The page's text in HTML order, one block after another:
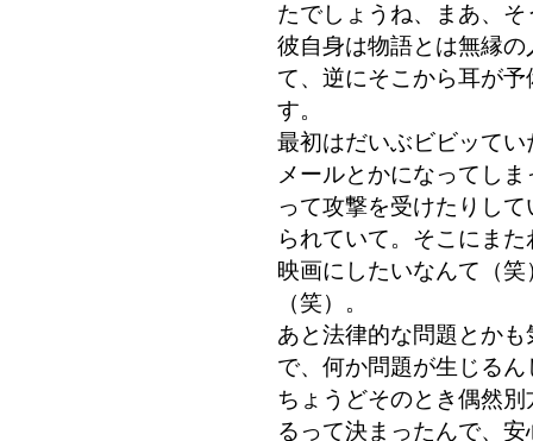
たでしょうね、まあ、
彼自身は物語とは無縁
て、逆にそこから耳が
す。
最初はだいぶビビッて
メールとかになってし
って攻撃を受けたりし
られていて。そこにま
映画にしたいなんて（
（笑）。
あと法律的な問題とか
で、何か問題が生じる
ちょうどそのとき偶然
るって決まったんで、